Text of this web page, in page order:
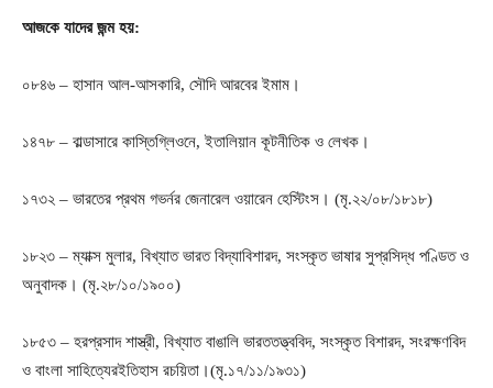
আজকে যাদের জন্ম হয়:
০৮৪৬ – হাসান আল-আসকারি, সৌদি আরবের ইমাম।
১৪৭৮ – বাল্ডাসারে কাস্তিগ্লিওনে, ইতালিয়ান কূটনীতিক ও লেখক।
১৭৩২ – ভারতের প্রথম গভর্নর জেনারেল ওয়ারেন হেস্টিংস। (মৃ.২২/০৮/১৮১৮)
১৮২৩ – ম্যাক্স মুলার, বিখ্যাত ভারত বিদ্যাবিশারদ, সংস্কৃত ভাষার সুপ্রসিদ্ধ পণ্ডিত ও
অনুবাদক। (মৃ.২৮/১০/১৯০০)
১৮৫৩ – হরপ্রসাদ শাস্ত্রী, বিখ্যাত বাঙালি ভারততত্ত্ববিদ, সংস্কৃত বিশারদ, সংরক্ষণবিদ
ও বাংলা সাহিত্যেরইতিহাস রচয়িতা।(মৃ.১৭/১১/১৯৩১)